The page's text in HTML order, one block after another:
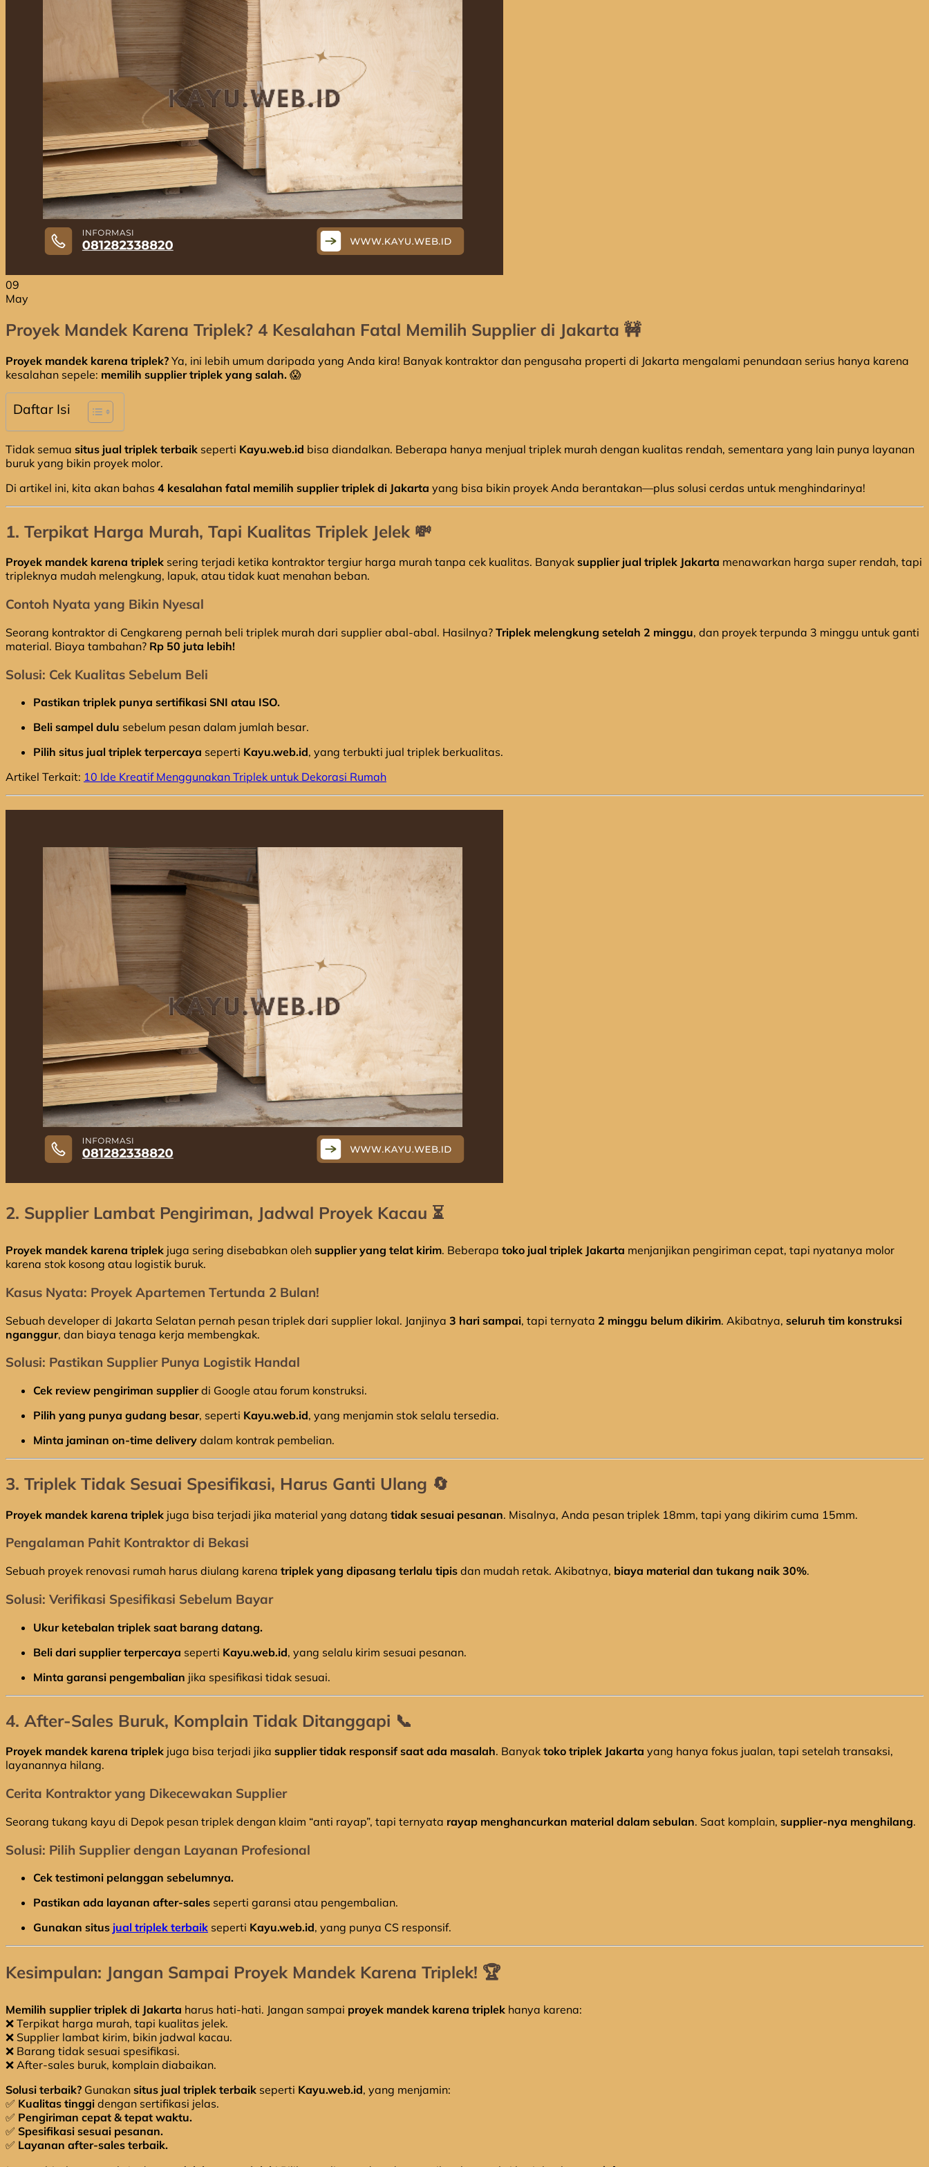
Jual Kayu Bengkirai
Jual Kayu Lokal Murah
Jual Kayu Tembalun
Jual Palet Kayu
Jual Kayu Kamper Medan
Jual Triplek
Jasa Pasang Lantai Kayu
Jual Kayu Kamper Samarinda
Kontak
Hubungi
Hubungi
09
May
Proyek Mandek Karena Triplek? 4 Kesalahan Fatal Memilih Supplier di Jakarta 🚧
Proyek mandek karena triplek? Ya, ini lebih umum daripada yang Anda kira! Banyak kontraktor dan pengusaha properti di Jakarta mengalami penundaan serius hanya karena
kesalahan sepele: memilih supplier triplek yang salah. 😱
Daftar Isi
Tidak semua situs jual triplek terbaik seperti Kayu.web.id bisa diandalkan. Beberapa hanya menjual triplek murah dengan kualitas rendah, sementara yang lain punya layanan
buruk yang bikin proyek molor.
Di artikel ini, kita akan bahas 4 kesalahan fatal memilih supplier triplek di Jakarta yang bisa bikin proyek Anda berantakan—plus solusi cerdas untuk menghindarinya!
1. Terpikat Harga Murah, Tapi Kualitas Triplek Jelek 💸
Proyek mandek karena triplek sering terjadi ketika kontraktor tergiur harga murah tanpa cek kualitas. Banyak supplier jual triplek Jakarta menawarkan harga super rendah, tapi
tripleknya mudah melengkung, lapuk, atau tidak kuat menahan beban.
Contoh Nyata yang Bikin Nyesal
Seorang kontraktor di Cengkareng pernah beli triplek murah dari supplier abal-abal. Hasilnya? Triplek melengkung setelah 2 minggu, dan proyek terpunda 3 minggu untuk ganti
material. Biaya tambahan? Rp 50 juta lebih!
Solusi: Cek Kualitas Sebelum Beli
Pastikan triplek punya sertifikasi SNI atau ISO.
Beli sampel dulu sebelum pesan dalam jumlah besar.
Pilih situs jual triplek terpercaya seperti Kayu.web.id, yang terbukti jual triplek berkualitas.
Artikel Terkait: 10 Ide Kreatif Menggunakan Triplek untuk Dekorasi Rumah
2. Supplier Lambat Pengiriman, Jadwal Proyek Kacau ⏳
Proyek mandek karena triplek juga sering disebabkan oleh supplier yang telat kirim. Beberapa toko jual triplek Jakarta menjanjikan pengiriman cepat, tapi nyatanya molor
karena stok kosong atau logistik buruk.
Kasus Nyata: Proyek Apartemen Tertunda 2 Bulan!
Sebuah developer di Jakarta Selatan pernah pesan triplek dari supplier lokal. Janjinya 3 hari sampai, tapi ternyata 2 minggu belum dikirim. Akibatnya, seluruh tim konstruksi
nganggur, dan biaya tenaga kerja membengkak.
Solusi: Pastikan Supplier Punya Logistik Handal
Cek review pengiriman supplierdi Google atau forum konstruksi.
Pilih yang punya gudang besar, seperti Kayu.web.id, yang menjamin stok selalu tersedia.
Minta jaminan on-time delivery dalam kontrak pembelian.
3. Triplek Tidak Sesuai Spesifikasi, Harus Ganti Ulang 🔄
Proyek mandek karena triplek juga bisa terjadi jika material yang datang tidak sesuai pesanan. Misalnya, Anda pesan triplek 18mm, tapi yang dikirim cuma 15mm.
Pengalaman Pahit Kontraktor di Bekasi
Sebuah proyek renovasi rumah harus diulang karena triplek yang dipasang terlalu tipis dan mudah retak. Akibatnya, biaya material dan tukang naik 30%.
Solusi: Verifikasi Spesifikasi Sebelum Bayar
Ukur ketebalan triplek saat barang datang.
Beli dari supplier terpercaya seperti Kayu.web.id, yang selalu kirim sesuai pesanan.
Minta garansi pengembalian jika spesifikasi tidak sesuai.
4. After-Sales Buruk, Komplain Tidak Ditanggapi 📞
Proyek mandek karena triplek juga bisa terjadi jika supplier tidak responsif saat ada masalah. Banyak toko triplek Jakarta yang hanya fokus jualan, tapi setelah transaksi,
layanannya hilang.
Cerita Kontraktor yang Dikecewakan Supplier
Seorang tukang kayu di Depok pesan triplek dengan klaim “anti rayap”, tapi ternyata rayap menghancurkan material dalam sebulan. Saat komplain, supplier-nya menghilang.
Solusi: Pilih Supplier dengan Layanan Profesional
Cek testimoni pelanggan sebelumnya.
Pastikan ada layanan after-sales seperti garansi atau pengembalian.
Gunakan situs jual triplek terbaik seperti Kayu.web.id, yang punya CS responsif.
Kesimpulan: Jangan Sampai Proyek Mandek Karena Triplek! 🏆
Memilih supplier triplek di Jakarta harus hati-hati. Jangan sampai proyek mandek karena triplek hanya karena:
❌ Terpikat harga murah, tapi kualitas jelek.
❌ Supplier lambat kirim, bikin jadwal kacau.
❌ Barang tidak sesuai spesifikasi.
❌ After-sales buruk, komplain diabaikan.
Solusi terbaik? Gunakan situs jual triplek terbaik seperti Kayu.web.id, yang menjamin:
✅ Kualitas tinggi dengan sertifikasi jelas.
✅ Pengiriman cepat & tepat waktu.
✅ Spesifikasi sesuai pesanan.
✅ Layanan after-sales terbaik.